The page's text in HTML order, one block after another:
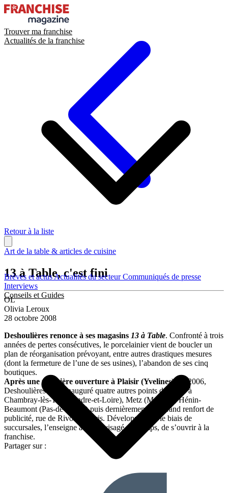
Trouver ma franchise
Actualités de la franchise
Brèves et actusActualités du secteurCommuniqués de presse
Interviews
Conseils et Guides
Retour à la liste
Art de la table & articles de cuisine
13 à Table, c'est fini
OL
Olivia Leroux
28 octobre 2008
Deshoulières renonce à ses magasins 13 à Table. Confronté à trois
années de pertes consécutives, le porcelainier vient de boucler un
plan de réorganisation prévoyant, entre autres drastiques mesures
(dont la fermeture de l’une de ses usines), l’abandon de ses cinq
boutiques.
Après une première ouverture à Plaisir (Yvelines),
en 2006,
Deshoulières avait inauguré quatre autres points de vente à
Chambray-lès-Tours (Indre-et-Loire), Metz (Moselle), Hénin-
Beaumont (Pas-de-Calais) puis dernièrement et à grand renfort de
publicité, rue de Rivoli, à Paris. Développée par le biais de
succursales, l’enseigne avait envisagé, un temps, de s’ouvrir à la
franchise.
Partager sur :